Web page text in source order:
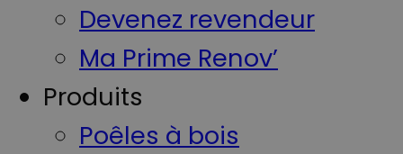
Devenez revendeur
Ma Prime Renov’
Produits
Poêles à bois